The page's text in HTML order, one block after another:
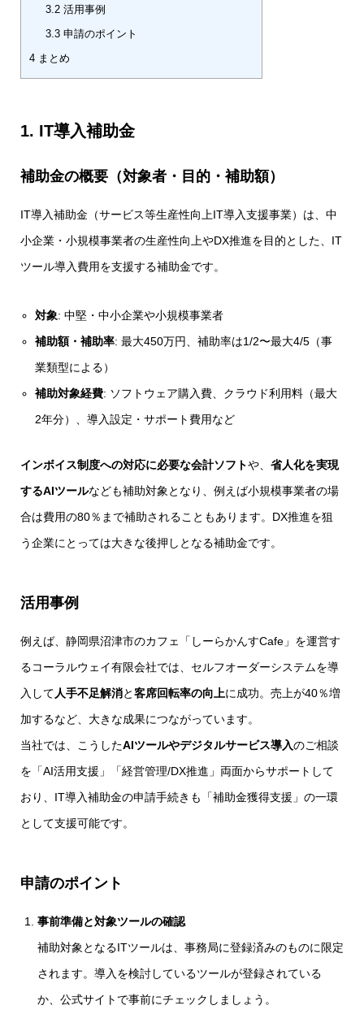
3.2活用事例
3.3申請のポイント
4 まとめ
1. IT導入補助金
補助金の概要（対象者・目的・補助額）
IT導入補助金（サービス等生産性向上IT導入支援事業）は、中
小企業・小規模事業者の生産性向上やDX推進を目的とした、IT
ツール導入費用を支援する補助金です。
対象: 中堅・中小企業や小規模事業者
補助額・補助率: 最大450万円、補助率は1/2〜最大4/5（事
業類型による）
補助対象経費: ソフトウェア購入費、クラウド利用料（最大
2年分）、導入設定・サポート費用など
インボイス制度への対応に必要な会計ソフトや、 省人化を実現
するAIツールなども補助対象となり、例えば小規模事業者の場
合は費用の80％まで補助されることもあります。DX推進を狙
う企業にとっては大きな後押しとなる補助金です。
活用事例
例えば、静岡県沼津市のカフェ「しーらかんすCafe」を運営す
るコーラルウェイ有限会社では、セルフオーダーシステムを導
入して人手不足解消と客席回転率の向上に成功。売上が40％増
加するなど、大きな成果につながっています。
当社では、こうしたAIツールやデジタルサービス導入のご相談
を「AI活用支援」「経営管理/DX推進」両面からサポートして
おり、IT導入補助金の申請手続きも「補助金獲得支援」の一環
として支援可能です。
申請のポイント
事前準備と対象ツールの確認
補助対象となるITツールは、事務局に登録済みのものに限定
されます。導入を検討しているツールが登録されている
か、公式サイトで事前にチェックしましょう。